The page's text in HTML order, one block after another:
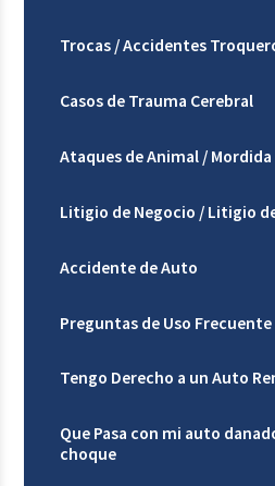
Trocas / Accidentes
Casos de Trauma Cerebral
Ataques de Animal / Mordida
Litigio de Negocio / Litigio
Accidente de Auto
Preguntas de Uso Frecuente
Tengo Derecho a un Auto
Que Pasa con mi auto
choque